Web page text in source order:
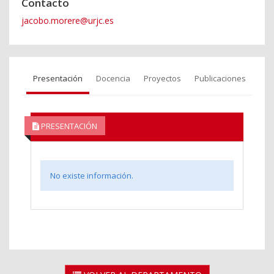
Contacto
jacobo.morere@urjc.es
Presentación Docencia Proyectos Publicaciones
PRESENTACIÓN
No existe información.